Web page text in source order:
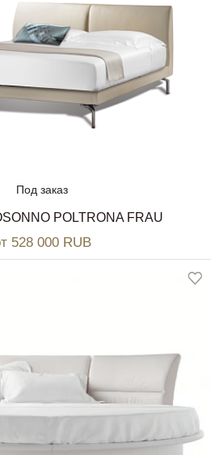
Под заказ
POLTRONA FRAU
528 000 RUB